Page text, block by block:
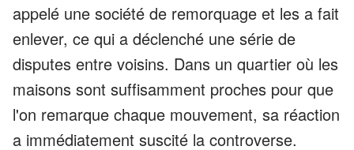
appelé une société de remorquage et les a fait
enlever, ce qui a déclenché une série de
disputes entre voisins. Dans un quartier où les
maisons sont suffisamment proches pour que
l'on remarque chaque mouvement, sa réaction
a immédiatement suscité la controverse.